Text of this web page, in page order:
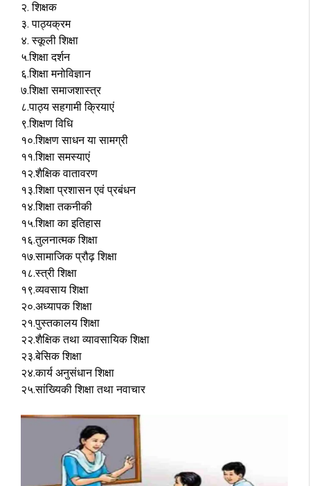
२. शिक्षक
३. पाठ्यक्रम
४. स्कूली शिक्षा
५.शिक्षा दर्शन
६.शिक्षा मनोविज्ञान
७.शिक्षा समाजशास्त्र
८.पाठ्य सहगामी क्रियाएं
९.शिक्षण विधि
१०.शिक्षण साधन या सामग्री
११.शिक्षा समस्याएं
१२.शैक्षिक वातावरण
१३.शिक्षा प्रशासन एवं प्रबंधन
१४.शिक्षा तकनीकी
१५.शिक्षा का इतिहास
१६.तुलनात्मक शिक्षा
१७.सामाजिक प्रौढ़ शिक्षा
१८.स्त्री शिक्षा
१९.व्यवसाय शिक्षा
२०.अध्यापक शिक्षा
२१.पुस्तकालय शिक्षा
२२.शैक्षिक तथा व्यावसायिक शिक्षा
२३.बेसिक शिक्षा
२४.कार्य अनुसंधान शिक्षा
२५.सांख्यिकी शिक्षा तथा नवाचार